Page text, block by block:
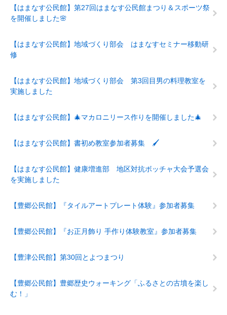
【はまなす公民館】第27回はまなす公民館まつり＆スポーツ祭
を開催しました🌸
【はまなす公民館】地域づくり部会 はまなすセミナー移動研
修
【はまなす公民館】地域づくり部会 第3回目男の料理教室を
実施しました
【はまなす公民館】🎄マカロニリース作りを開催しました🎄
【はまなす公民館】書初め教室参加者募集 🖌
【はまなす公民館】健康増進部 地区対抗ボッチャ大会予選会
を実施しました
【豊郷公民館】『タイルアートプレート体験』参加者募集
【豊郷公民館】『お正月飾り 手作り体験教室』参加者募集
【豊津公民館】第30回とよつまつり
【豊郷公民館】豊郷歴史ウォーキング「ふるさとの古墳を楽し
む！」